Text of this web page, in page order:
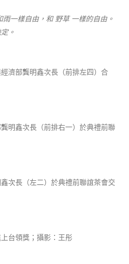
一樣自由，和 野草 一樣的自由。
。
濟部龔明鑫次長（前排左四）合
明鑫次長（前排右一）於典禮前聯
次長（左二）於典禮前聯誼茶會交
台領獎；攝影：王彤